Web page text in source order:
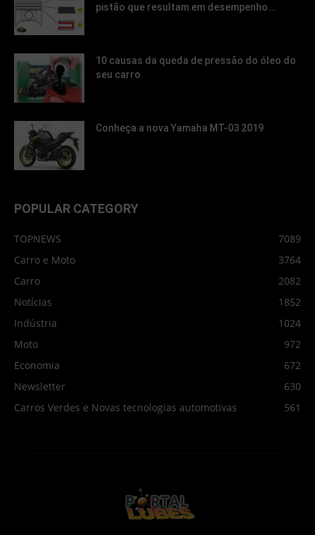
pistão que resultam em desempenho...
10 causas da queda de pressão do óleo do
seu carro
Conheça a nova Yamaha MT-03 2019
POPULAR CATEGORY
TOPNEWS
7089
Carro e Moto
3764
Carro
2082
Notícias
1852
Indústria
1024
Moto
972
Economia
672
Newsletter
630
Carros Verdes e Novas tecnologias automotivas
561